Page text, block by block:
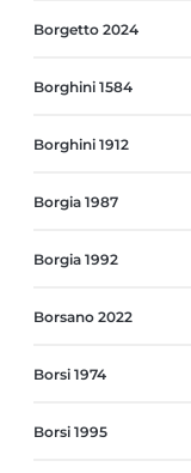
Borgetto 2024
Borghini 1584
Borghini 1912
Borgia 1987
Borgia 1992
Borsano 2022
Borsi 1974
Borsi 1995